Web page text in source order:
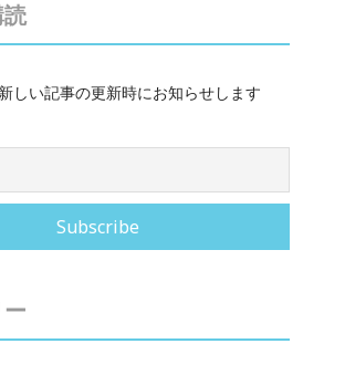
しい記事の更新時にお知らせします